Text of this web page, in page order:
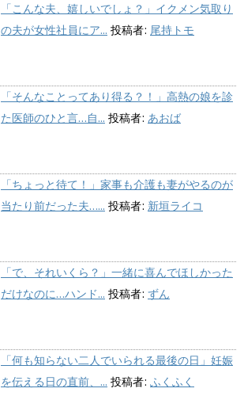
「こんな夫、嬉しいでしょ？」イクメン気取り
の夫が女性社員にア... 投稿者: 尾持トモ
「そんなことってあり得る？！」高熱の娘を診
た医師のひと言…自... 投稿者: あおば
「ちょっと待て！」家事も介護も妻がやるのが
当たり前だった夫…... 投稿者: 新垣ライコ
「で、それいくら？」一緒に喜んでほしかった
だけなのに…ハンド... 投稿者: ずん
「何も知らない二人でいられる最後の日」妊娠
を伝える日の直前、... 投稿者: ふくふく